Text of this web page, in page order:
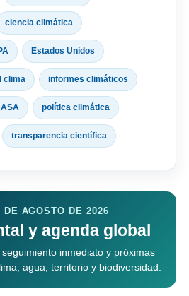
ciencia climática
Estados Unidos
clima informes climáticos
política climática
transparencia científica
AGOSTO DE 2026
y agenda global
inmediato y próximas
agua, territorio y biodiversidad.